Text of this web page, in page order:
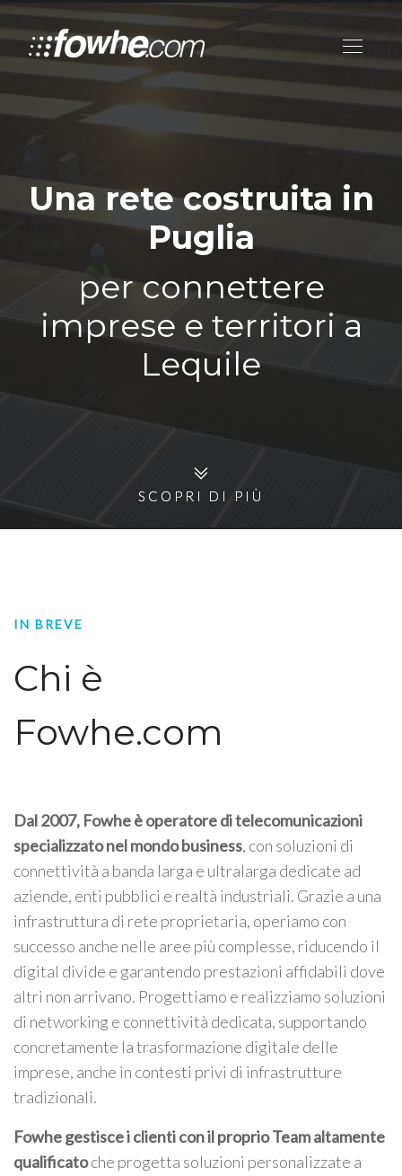
Una rete costruita in
Puglia
per connettere
imprese e territori a
Lequile
SCOPRI DI PIÙ
SCOPRI DI PIÙ
IN BREVE
Chi è
Fowhe.com
Dal 2007, Fowhe è operatore di telecomunicazioni
specializzato nel mondo business, con soluzioni di
connettività a banda larga e ultralarga dedicate ad
aziende, enti pubblici e realtà industriali. Grazie a una
infrastruttura di rete proprietaria, operiamo con
successo anche nelle aree più complesse, riducendo il
digital divide e garantendo prestazioni affidabili dove
altri non arrivano. Progettiamo e realizziamo soluzioni
di networking e connettività dedicata, supportando
concretamente la trasformazione digitale delle
imprese, anche in contesti privi di infrastrutture
tradizionali.
Fowhe gestisce i clienti con il proprio Team altamente
qualificatoche progetta soluzioni personalizzate a